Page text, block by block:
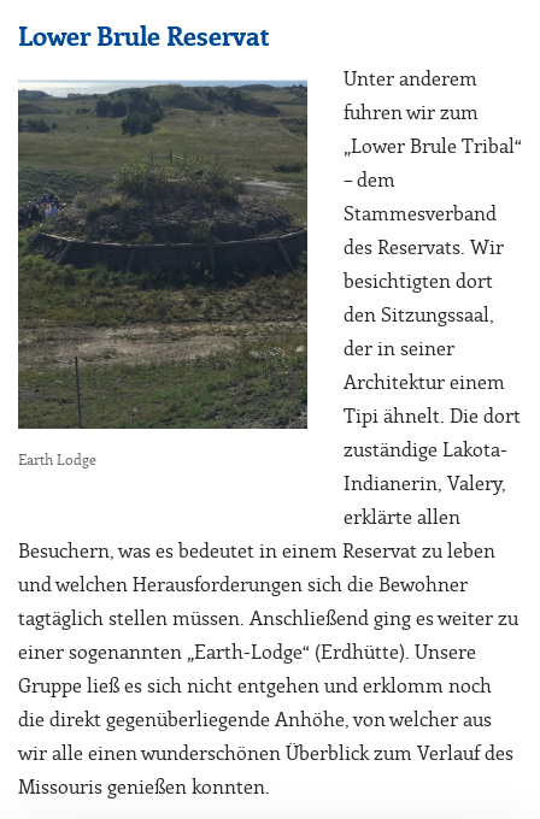
Lower Brule Reservat
Earth Lodge
Unter anderem
fuhren wir zum
„Lower Brule Tribal“
– dem
Stammesverband
des Reservats. Wir
besichtigten dort
den Sitzungssaal,
der in seiner
Architektur einem
Tipi ähnelt. Die dort
zuständige Lakota-
Indianerin, Valery,
erklärte allen
Besuchern, was es bedeutet in einem Reservat zu leben
und welchen Herausforderungen sich die Bewohner
tagtäglich stellen müssen. Anschließend ging es weiter zu
einer sogenannten „Earth-Lodge“ (Erdhütte). Unsere
Gruppe ließ es sich nicht entgehen und erklomm noch
die direkt gegenüberliegende Anhöhe, von welcher aus
wir alle einen wunderschönen Überblick zum Verlauf des
Missouris genießen konnten.